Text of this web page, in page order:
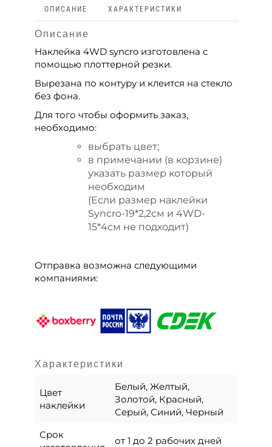
ОПИСАНИЕ ХАРАКТЕРИСТИКИ
Описание
Наклейка 4WD syncro изготовлена с
помощью плоттерной резки.
Вырезана по контуру и клеится на стекло
без фона.
Для того чтобы оформить заказ,
необходимо:
выбрать цвет;
в примечании (в корзине)
указать размер который
необходим
(Если размер наклейки
Syncro-19*2,2см и 4WD-
15*4см не подходит)
Отправка возможна следующими
компаниями:
Характеристики
Цвет
наклейки
Белый, Желтый,
Золотой, Красный,
Серый, Синий, Черный
Срок
от 1 до 2 рабочих дней